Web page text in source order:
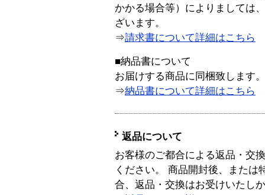
かかる場合等）によりましては
ざいます。
⇒請求書について詳細はこちら
■納品書について
お届けする商品に同梱致します。
⇒納品書について詳細はこちら
返品について
お客様のご都合による返品・交
ください。 商品開封後、または
合、返品・交換はお受けいたし